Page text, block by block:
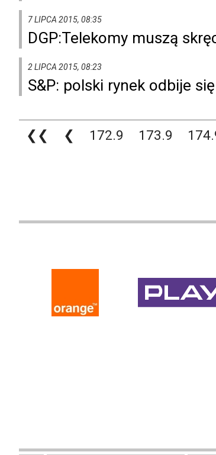
7 LIPCA 2015, 08:35
DGP:Telekomy muszą
2 LIPCA 2015, 08:23
S&P: polski rynek odbije
❮❮ ❮ 172.9 173.9